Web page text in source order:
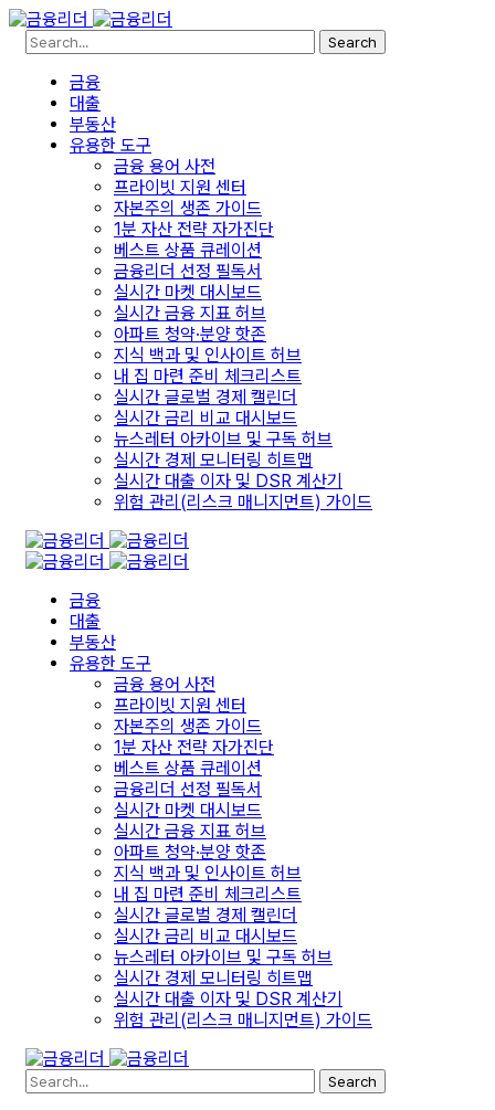
Search
금융
대출
부동산
유용한 도구
금융 용어 사전
프라이빗 지원 센터
자본주의 생존 가이드
1분 자산 전략 자가진단
베스트 상품 큐레이션
금융리더 선정 필독서
실시간 마켓 대시보드
실시간 금융 지표 허브
아파트 청약·분양 핫존
지식 백과 및 인사이트 허브
내 집 마련 준비 체크리스트
실시간 글로벌 경제 캘린더
실시간 금리 비교 대시보드
뉴스레터 아카이브 및 구독 허브
실시간 경제 모니터링 히트맵
실시간 대출 이자 및 DSR 계산기
위험 관리(리스크 매니지먼트) 가이드
금융
대출
부동산
유용한 도구
금융 용어 사전
프라이빗 지원 센터
자본주의 생존 가이드
1분 자산 전략 자가진단
베스트 상품 큐레이션
금융리더 선정 필독서
실시간 마켓 대시보드
실시간 금융 지표 허브
아파트 청약·분양 핫존
지식 백과 및 인사이트 허브
내 집 마련 준비 체크리스트
실시간 글로벌 경제 캘린더
실시간 금리 비교 대시보드
뉴스레터 아카이브 및 구독 허브
실시간 경제 모니터링 히트맵
실시간 대출 이자 및 DSR 계산기
위험 관리(리스크 매니지먼트) 가이드
Search